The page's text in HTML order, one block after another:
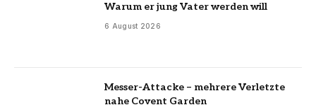
Warum er jung Vater werden will
6 August 2026
Messer-Attacke – mehrere Verletzte
nahe Covent Garden